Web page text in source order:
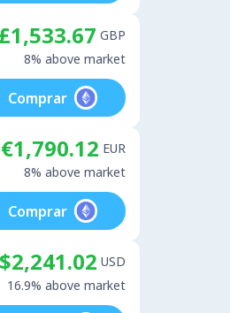
£1,533.67 GBP
8% above market
Comprar
€1,790.12 EUR
8% above market
Comprar
$2,241.02 USD
16.9% above market